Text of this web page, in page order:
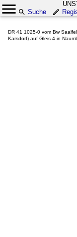
Suche
DR 41 1025-0 vom Bw
Karsdorf) auf Gleis 4 in